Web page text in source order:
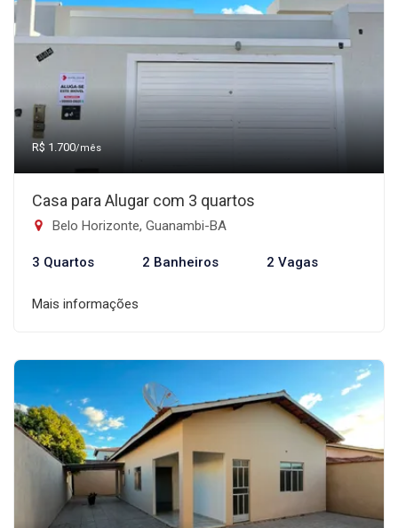
R$ 1.700/mês
Casa para Alugar com 3 quartos
Belo Horizonte, Guanambi-BA
3 Quartos 2 Banheiros 2 Vagas
Mais informações